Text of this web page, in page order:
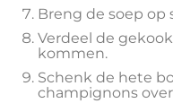
Breng de soep op
Verdeel de
kommen.
Schenk de hete
champignons